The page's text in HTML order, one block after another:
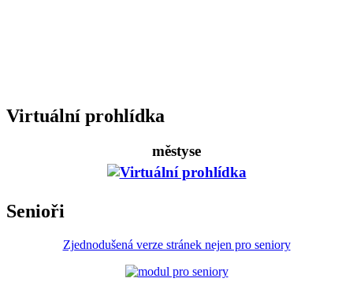
Virtuální prohlídka
městyse
Senioři
Zjednodušená verze stránek nejen pro seniory